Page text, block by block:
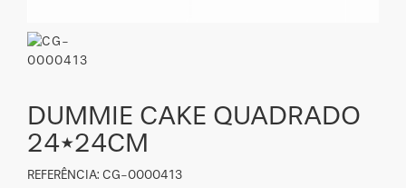
DUMMIE CAKE QUADRADO
24*24CM
REFERÊNCIA: CG-0000413